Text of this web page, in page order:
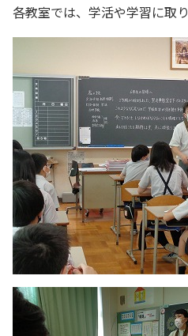
各教室では、学活や学習に取